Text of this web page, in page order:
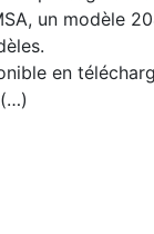
un modèle
en